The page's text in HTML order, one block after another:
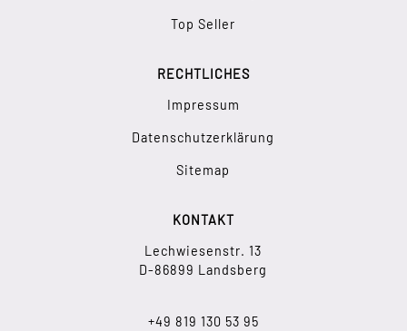
Top Seller
RECHTLICHES
Impressum
Datenschutzerklärung
Sitemap
KONTAKT
Lechwiesenstr. 13
D-86899 Landsberg
+49 819 130 53 95